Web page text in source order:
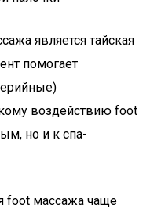
является тайская
помогает
воздействию foot
но и к спа-
foot массажа чаще